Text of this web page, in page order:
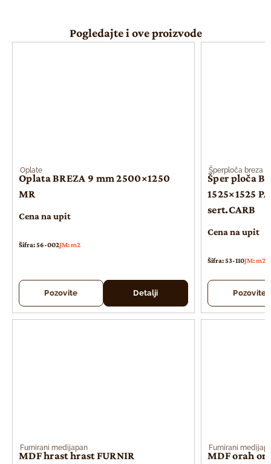
Pogledajte i ove proizvode
Oplate
Oplata BREZA 9 mm 2500×1250
MR
Cena na upit
Šifra: 56-002JM: m2
Pozovite Detalji
Šperploča breza
Šper ploča
1525×1525
sert.CARB
Cena na upit
Šifra: 53-110JM: m2
Pozovite
Furnirani medijapan
MDF hrast hrast FURNIR
Furnirani
MDF orah